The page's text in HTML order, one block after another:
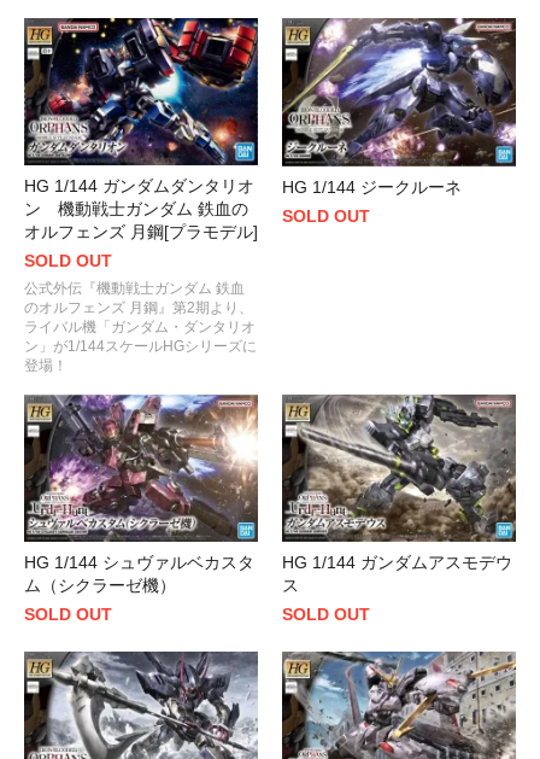
HG 1/144 ガンダムダンタリオ
ン 機動戦士ガンダム 鉄血の
オルフェンズ 月鋼[プラモデル]
SOLD OUT
公式外伝『機動戦士ガンダム 鉄血
のオルフェンズ 月鋼』第2期より、
ライバル機「ガンダム・ダンタリオ
ン」が1/144スケールHGシリーズに
登場！
HG 1/144 ジークルーネ
SOLD OUT
HG 1/144 シュヴァルベカスタ
ム（シクラーゼ機）
SOLD OUT
HG 1/144 ガンダムアスモデウ
ス
SOLD OUT